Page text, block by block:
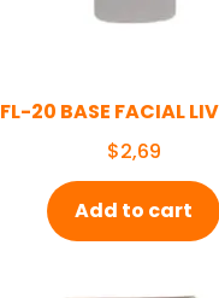
FL-20 BASE FACIAL
$2,69
Add to cart